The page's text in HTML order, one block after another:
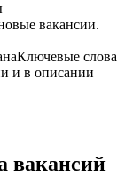
вакансии.
Ключевые слова
и в описании
вакансий